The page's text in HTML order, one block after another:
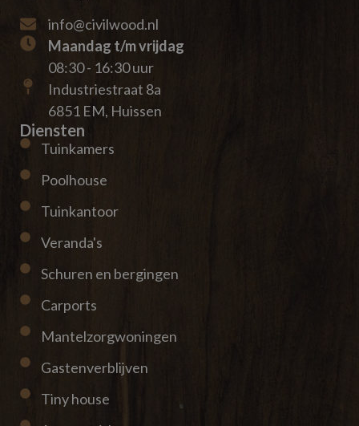
info@civilwood.nl
Maandag t/m vrijdag
08:30 - 16:30 uur
Industriestraat 8a
6851 EM, Huissen
Diensten
Tuinkamers
Poolhouse
Tuinkantoor
Veranda's
Schuren en bergingen
Carports
Mantelzorgwoningen
Gastenverblijven
Tiny house